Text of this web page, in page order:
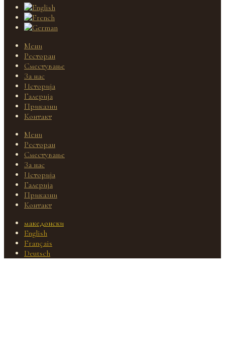
Мени
Ресторан
Сместување
За нас
Историја
Галерија
Приказни
Контакт
Мени
Ресторан
Сместување
За нас
Историја
Галерија
Приказни
Контакт
македонски
English
Français
Deutsch